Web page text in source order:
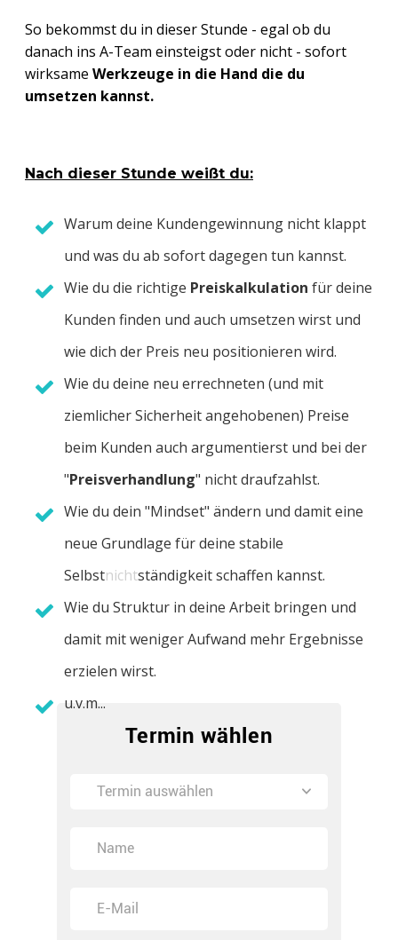
So bekommst du in dieser Stunde - egal ob du
danach ins A-Team einsteigst oder nicht - sofort
wirksame Werkzeuge in die Hand die du
umsetzen kannst.
Nach dieser Stunde weißt du:
Warum deine Kundengewinnung nicht klappt
und was du ab sofort dagegen tun kannst.
Wie du die richtige Preiskalkulation für deine
Kunden finden und auch umsetzen wirst und
wie dich der Preis neu positionieren wird.
Wie du deine neu errechneten (und mit
ziemlicher Sicherheit angehobenen) Preise
beim Kunden auch argumentierst und bei der
"Preisverhandlung" nicht draufzahlst.
Wie du dein "Mindset" ändern und damit eine
neue Grundlage für deine stabile
Selbstnichtständigkeit schaffen kannst.
Wie du Struktur in deine Arbeit bringen und
damit mit weniger Aufwand mehr Ergebnisse
erzielen wirst.
u.v.m...